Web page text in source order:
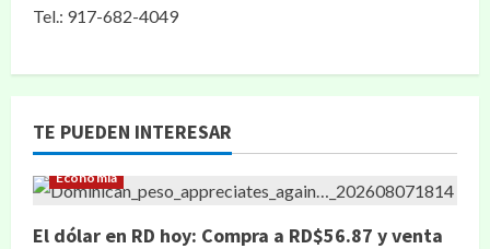
Tel.: 917-682-4049
TE PUEDEN INTERESAR
Economía
El dólar en RD hoy: Compra a RD$56.87 y venta